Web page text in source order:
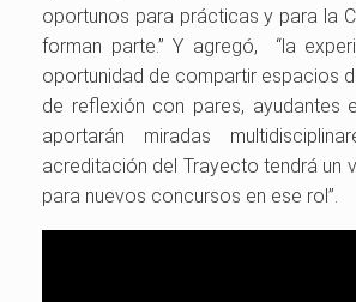
oportunos para prácticas y para la
forman parte.” Y agregó, “la
oportunidad de compartir espacios
de reflexión con pares, ayudantes
aportarán miradas
acreditación del Trayecto tendrá un
para nuevos concursos en ese rol”.